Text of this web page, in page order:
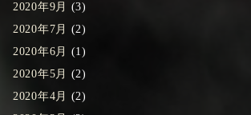
2020年9月
(3)
2020年7月
(2)
2020年6月
(1)
2020年5月
(2)
2020年4月
(2)